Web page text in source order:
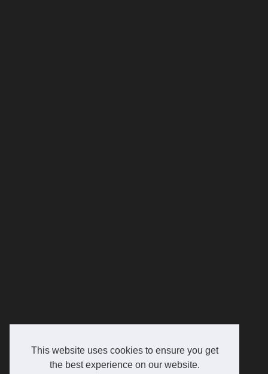
This website uses cookies to ensure you get
the best experience on our website.